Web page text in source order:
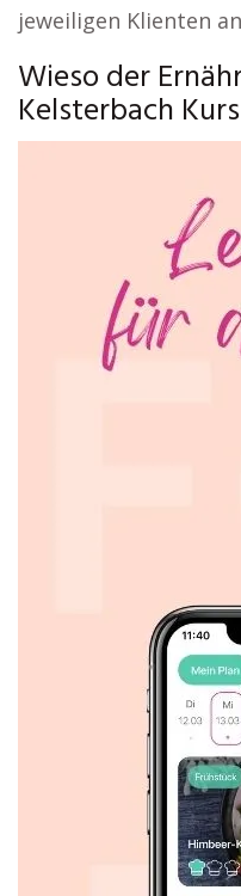
jeweiligen Klienten
Wieso der
Kelsterbach